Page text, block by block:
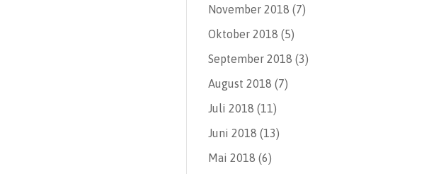
November 2018 (7)
Oktober 2018 (5)
September 2018 (3)
August 2018 (7)
Juli 2018 (11)
Juni 2018 (13)
Mai 2018 (6)